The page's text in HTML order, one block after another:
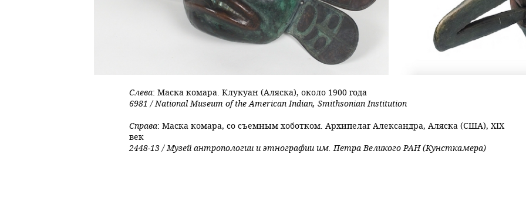
Слева: Маска комара. Клукуан (Аляска), около 1900 года
6981 / National Museum of the American Indian, Smithsonian Institution
Справа: Маска комара, со съемным хоботком. Архипелаг Александра, Аляска (США), XIX
век
2448-13 / Музей антропологии и этнографии им. Петра Великого РАН (Кунсткамера)